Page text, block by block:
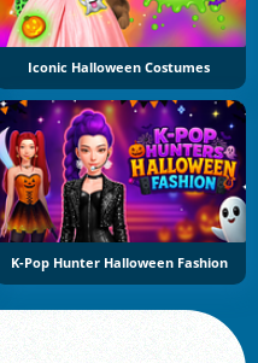
Iconic Halloween Costumes
K-Pop Hunter Halloween Fashion